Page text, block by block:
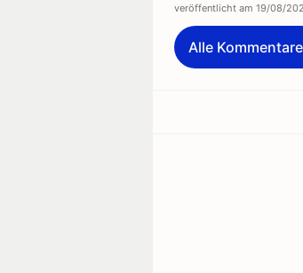
veröffentlicht am 19/08/
Alle